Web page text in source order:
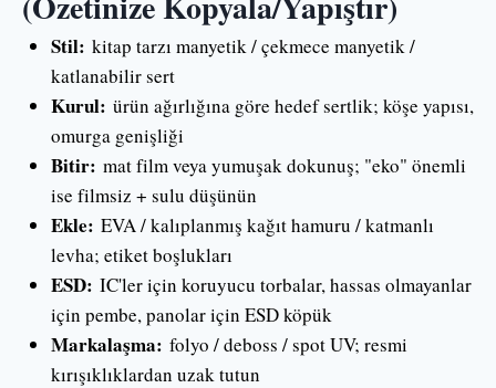
Stil: kitap tarzı manyetik / çekmece manyetik /
katlanabilir sert
Kurul: ürün ağırlığına göre hedef sertlik; köşe yapısı,
omurga genişliği
Bitir: mat film veya yumuşak dokunuş; "eko" önemli
ise filmsiz + sulu düşünün
Ekle: EVA / kalıplanmış kağıt hamuru / katmanlı
levha; etiket boşlukları
ESD: IC'ler için koruyucu torbalar, hassas olmayanlar
için pembe, panolar için ESD köpük
Markalaşma: folyo / deboss / spot UV; resmi
kırışıklıklardan uzak tutun